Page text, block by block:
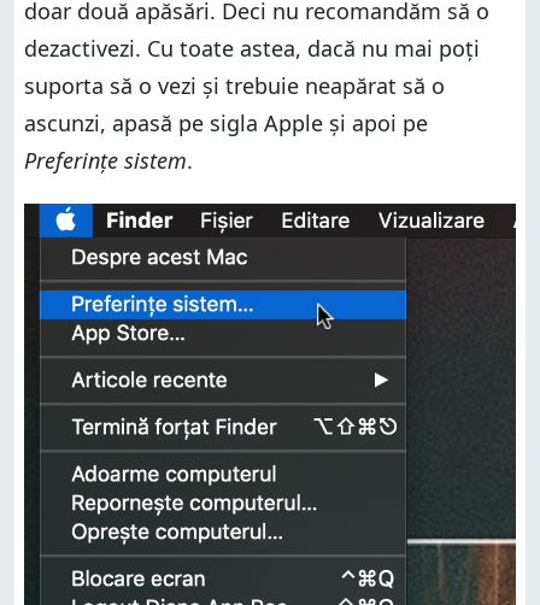
doar două apăsări. Deci nu recomandăm să o
dezactivezi. Cu toate astea, dacă nu mai poți
suporta să o vezi și trebuie neapărat să o
ascunzi, apasă pe sigla Apple și apoi pe
Preferințe sistem.